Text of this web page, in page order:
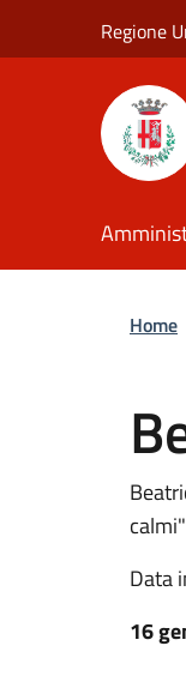
Regione
Home
Data
16